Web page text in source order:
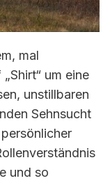
mal
um eine
unstillbaren
Sehnsucht
und so